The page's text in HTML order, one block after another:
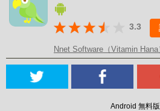
3.3
Nnet Software（Vitamin Hana
Android 無料版